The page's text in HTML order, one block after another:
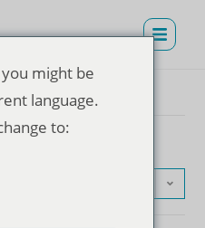
might be
language.
to: